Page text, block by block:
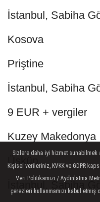
İstanbul, Sabiha
Kosova
Priştine
İstanbul, Sabiha
9 EUR + vergiler
Kuzey Makedonya
Üsküp
İstanbul, Sabiha
Sizlere daha iyi hizmet sunabilmek
Kişisel verileriniz, KVKK ve GDPR
Veri Politikamızı / Aydınlatma
çerezleri kullanmamızı kabul etmiş